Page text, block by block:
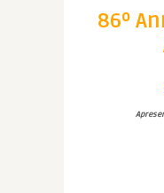
86º